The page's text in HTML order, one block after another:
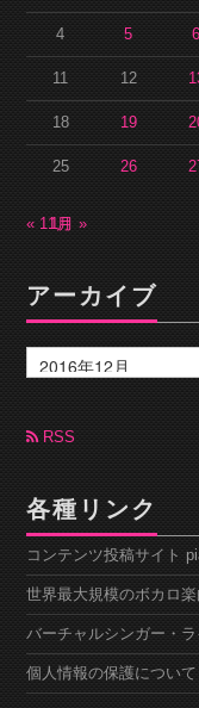
4 5 6
11 12
18 19
25 26
« 11月1月 »
アーカイブ
ー
カ
ブ RSS
各種リンク
コンテンツ投稿サイト
世界最大規模のボカロ
バーチャルシンガー・
個人情報の保護について